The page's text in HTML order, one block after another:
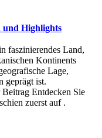
und Highlights
faszinierendes Land,
Kontinents
Lage,
geprägt ist.
Entdecken Sie
zuerst auf .